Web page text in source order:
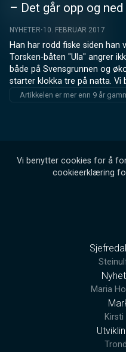
– Det går opp og
NYHETER 10. FEBRUAR 2017
Han har rodd fiske siden han
Torsken-båten "Ula" angrer
både på Svensgrunnen og
starter klokka tre på natta. Vi
Artikkelen er mer enn 9 år
Vi benytter cookies for å
cookieerklæring
Maria